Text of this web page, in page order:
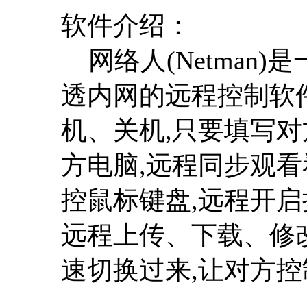
软件介绍：
网络人(Netman)是
透内网的远程控制软
机、关机,只要填写
方电脑,远程同步观
控鼠标键盘,远程开
远程上传、下载、修
速切换过来,让对方